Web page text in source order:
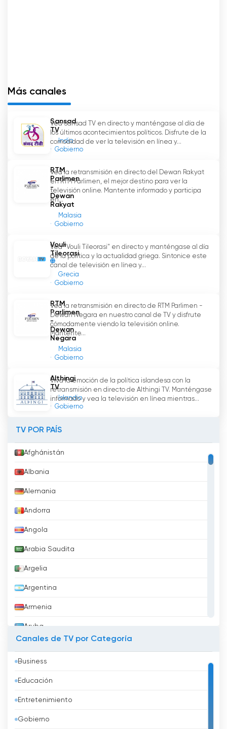
Más canales
Sansad
TV
India
Gobierno
Vea Sansad TV en directo y manténgase al día de
los últimos acontecimientos políticos. Disfrute de la
comodidad de ver la televisión en línea y...
RTM
Parlimen
-
Dewan
Rakyat
Malasia
Gobierno
Vea la retransmisión en directo del Dewan Rakyat
en RTM Parlimen, el mejor destino para ver la
televisión online. Mantente informado y participa
en...
Vouli
Tileorasi
Grecia
Gobierno
Vea "Vouli Tileorasi" en directo y manténgase al día
de la política y la actualidad griega. Sintonice este
canal de televisión en línea y...
RTM
Parlimen
-
Dewan
Negara
Malasia
Gobierno
Vea la retransmisión en directo de RTM Parlimen -
Dewan Negara en nuestro canal de TV y disfrute
cómodamente viendo la televisión online.
Mantente...
Althingi
TV
Islandia
Gobierno
Viva la emoción de la política islandesa con la
retransmisión en directo de Althingi TV. Manténgase
informado y vea la televisión en línea mientras...
TV POR PAÍS
Afghánistán
Albania
Alemania
Andorra
Angola
Arabia Saudita
Argelia
Argentina
Armenia
Aruba
Austria
Azerbaidzhán
Bahréin
Bangladesh
Canales de TV por Categoría
Business
Educación
Entretenimiento
Gobierno